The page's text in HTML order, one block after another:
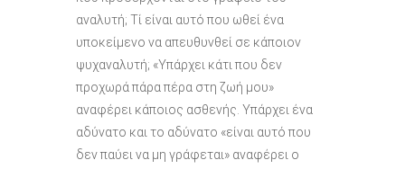
αναλυτή; Τί είναι αυτό που ωθεί ένα
υποκείμενο να απευθυνθεί σε κάποιον
ψυχαναλυτή; «Υπάρχει κάτι που δεν
προχωρά πάρα πέρα στη ζωή μου»
αναφέρει κάποιος ασθενής. Υπάρχει ένα
αδύνατο και το αδύνατο «είναι αυτό που
δεν παύει να μη γράφεται» αναφέρει ο